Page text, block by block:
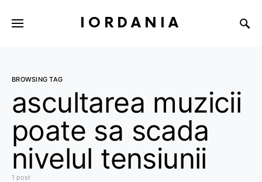
IORDANIA
BROWSING TAG
ascultarea muzicii
poate sa scada
nivelul tensiunii
1 post